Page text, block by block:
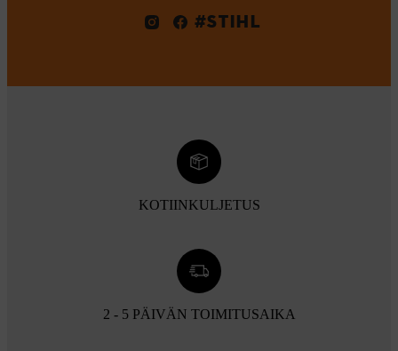
#STIHL
KOTIINKULJETUS
2 - 5 PÄIVÄN TOIMITUSAIKA